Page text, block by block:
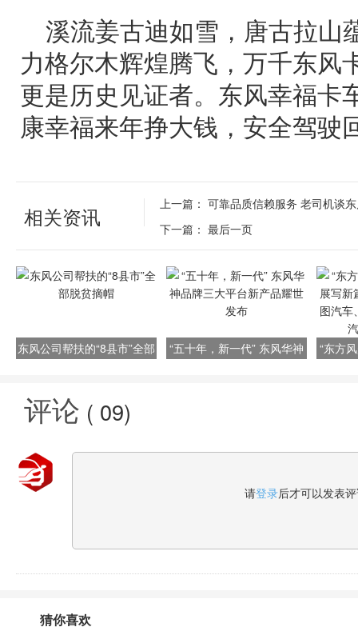
溪流姜古迪如雪，唐古拉山
力格尔木辉煌腾飞，万千东风
更是历史见证者。东风幸福卡
康幸福来年挣大钱，安全驾驶
相关资讯 上一篇： 可靠品质信赖服务 老司机谈
下一篇： 最后一页
东风公司帮扶的“8县市”全部
“五十年，新一代” 东风华神
“东方
评论 ( 09)
请登录后才可以发表
猜你喜欢